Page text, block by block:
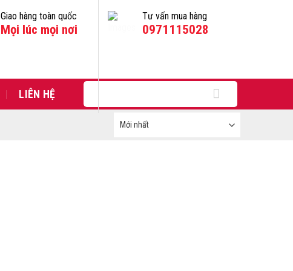
Giao hàng toàn quốc
Mọi lúc mọi nơi
Tư vấn mua hàng
0971115028
LIÊN HỆ
kiếm: